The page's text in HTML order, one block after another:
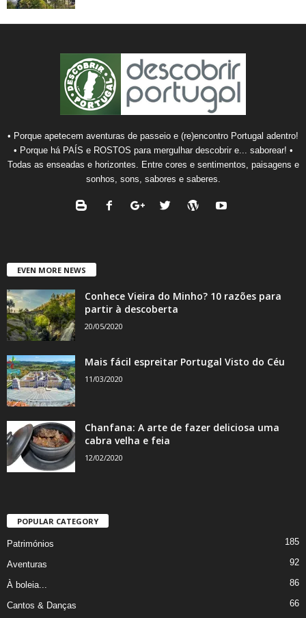
• Porque apetecem aventuras de passeio e (re)encontro Portugal adentro!
• Porque há PAÍS e ROSTOS para mergulhar descobrir e... saborear! •
Todas as enseadas e horizontes. Entre cores e sentimentos, paisagens e
sonhos, sons, sabores e saberes.
EVEN MORE NEWS
Conhece Vieira do Minho? 10 razões para
partir à descoberta
20/05/2020
Mais fácil espreitar Portugal Visto do Céu
11/03/2020
Chanfana: A arte de fazer deliciosa uma
cabra velha e feia
12/02/2020
POPULAR CATEGORY
Patrimónios 185
Aventuras 92
À boleia... 86
Cantos & Danças 66